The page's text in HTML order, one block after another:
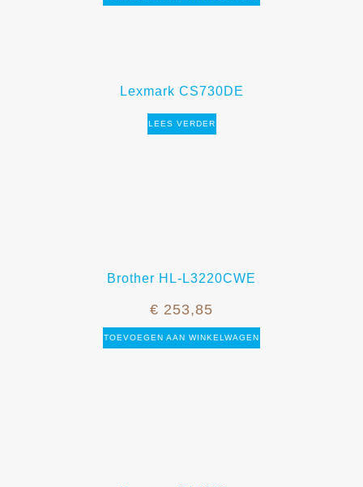
Lexmark CS730DE
LEES VERDER
Brother HL-L3220CWE
€ 253,85
TOEVOEGEN AAN WINKELWAGEN